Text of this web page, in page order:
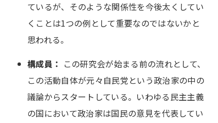
ているが、そのような関係性を今後太くしてい
くことは1つの例として重要なのではないかと
思われる。
構成員： この研究会が始まる前の流れとして、
この活動自体が元々自民党という政治家の中の
議論からスタートしている。いわゆる民主主義
の国において政治家は国民の意見を代表してい